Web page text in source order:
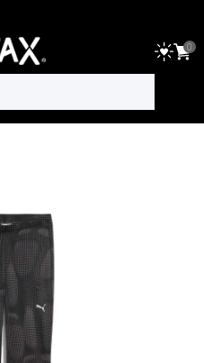
0